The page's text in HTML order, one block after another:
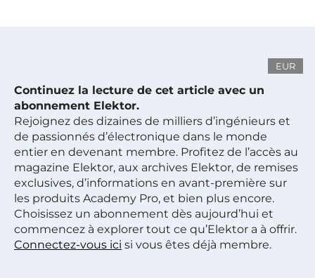
EUR
Continuez la lecture de cet article avec un
abonnement Elektor.
Rejoignez des dizaines de milliers d’ingénieurs et
de passionnés d’électronique dans le monde
entier en devenant membre. Profitez de l’accès au
magazine Elektor, aux archives Elektor, de remises
exclusives, d’informations en avant-première sur
les produits Academy Pro, et bien plus encore.
Choisissez un abonnement dès aujourd’hui et
commencez à explorer tout ce qu’Elektor a à offrir.
Connectez-vous ici si vous êtes déjà membre.